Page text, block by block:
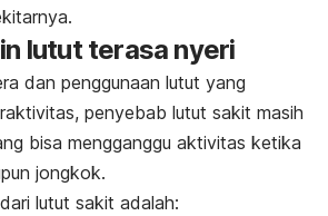
lutut terasa nyeri
dan penggunaan lutut yang
penyebab lutut sakit masih
bisa mengganggu aktivitas ketika
jongkok.
lutut sakit adalah: